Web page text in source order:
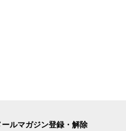
ールマガジン登録・解除